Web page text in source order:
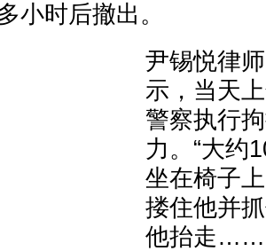
小时后撤出。
尹锡悦律
示，当天
警察执行
力。“大约
坐在椅子
搂住他并
他抬走……